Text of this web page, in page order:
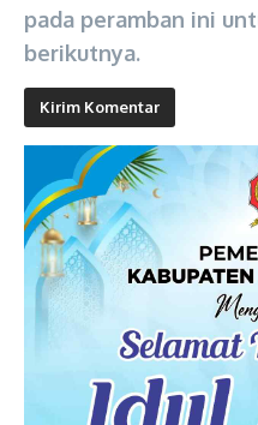
pada peramban ini
berikutnya.